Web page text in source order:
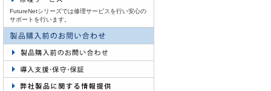
FutureNetシリーズでは修理サービスを行い安心の
サポートを行います。